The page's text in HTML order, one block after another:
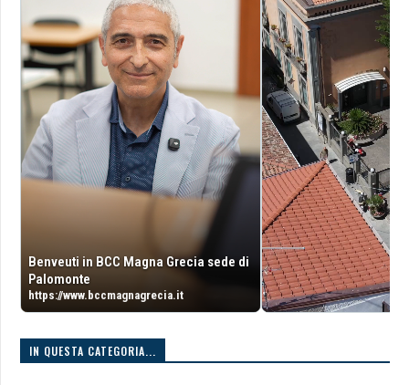
Benveuti in BCC Magna Grecia sede di
Palomonte
https://www.bccmagnagrecia.it
IN QUESTA CATEGORIA...